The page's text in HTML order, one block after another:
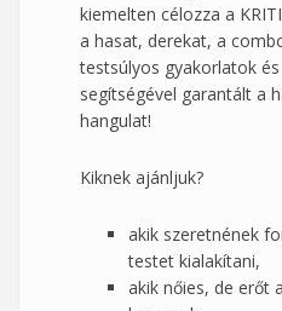
kiemelten célozza a
a hasat, derekat, a
testsúlyos gyakorlatok
segítségével garantált a
hangulat!
Kiknek ajánljuk?
akik szeretnének
testet kialakítani,
akik nőies, de erőt